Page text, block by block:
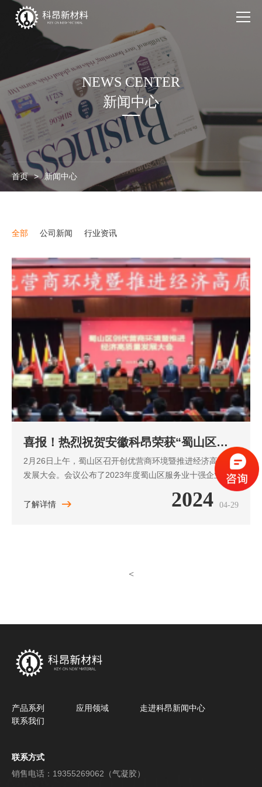
应用领域
走进科昂
新闻中心
联系我们
NEWS CENTER
新闻中心
首页 > 新闻中心
全部 公司新闻 行业资讯
喜报！热烈祝贺安徽科昂荣获“蜀山区优
秀民营企业”称号！
2月26日上午，蜀山区召开创优营商环境暨推进经济高质量
发展大会。会议公布了2023年度蜀山区服务业十强企业、工
业十强企业、商贸业十强企业、建筑业十强企业、财政贡献
十强企业。安徽科昂荣获“蜀山区优秀民营企业”称号，公司
了解详情 2024 04-29
<
产品系列 应用领域 走进科昂新闻中心
联系我们
联系方式
销售电话：19355269062（气凝胶）